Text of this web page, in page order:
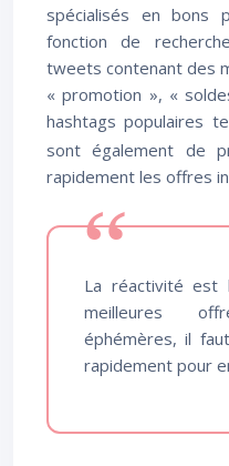
spécialisés en bons
fonction de
tweets contenant des
« promotion », «
hashtags populaires
sont également de
rapidement les offres
La réactivité est
meilleures
éphémères, il
rapidement pour